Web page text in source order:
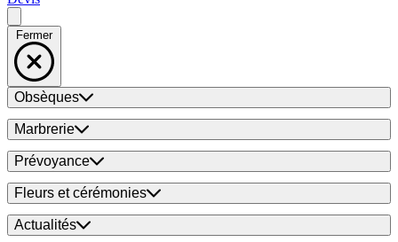
Fermer
Obsèques
Marbrerie
Prévoyance
Fleurs et cérémonies
Actualités